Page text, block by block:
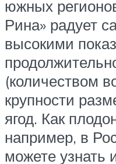
южных
Рина» радует
высокими
(количеством
крупности
ягод. Как
например, в
можете узнать